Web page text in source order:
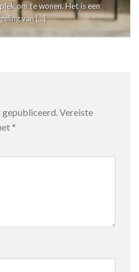
om te wonen. Het is een
van [...]
Vereiste
*